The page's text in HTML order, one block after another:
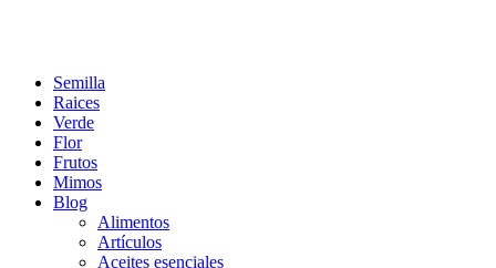
Semilla
Raices
Verde
Flor
Frutos
Mimos
Blog
Alimentos
Artículos
Aceites esenciales